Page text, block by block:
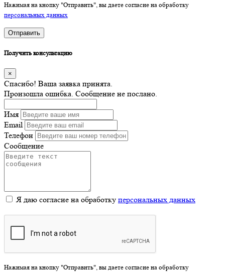
Нажимая на кнопку "Отправить", вы даете согласие на обработку
персональных данных
Отправить
Получить консультацию
×
Спасибо! Ваша заявка принята.
Произошла ошибка. Сообщение не послано.
Имя
Email
Телефон
Сообщение
Я даю согласие на обработку персональных данных
Нажимая на кнопку "Отправить", вы даете согласие на обработку